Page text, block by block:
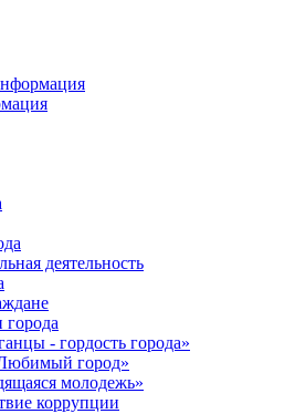
деятельность
города
- гордость города»
город»
молодежь»
коррупции